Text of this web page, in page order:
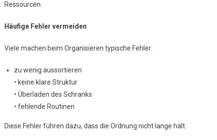
Ressourcen.
Häufige Fehler vermeiden
Viele machen beim Organisieren typische Fehler:
zu wenig aussortieren
• keine klare Struktur
• Überladen des Schranks
• fehlende Routinen
Diese Fehler führen dazu, dass die Ordnung nicht lange hält.